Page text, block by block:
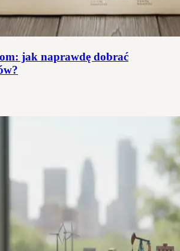
jak naprawdę dobrać